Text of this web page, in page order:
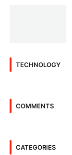
TECHNOLOGY
COMMENTS
CATEGORIES